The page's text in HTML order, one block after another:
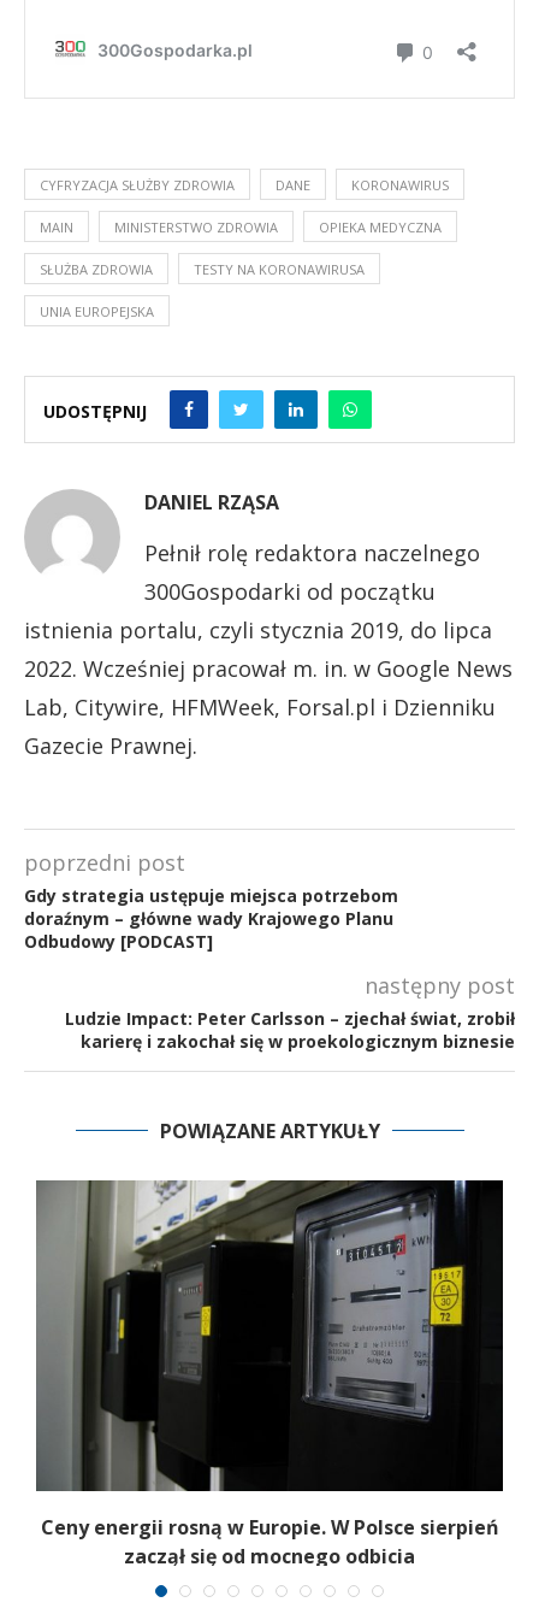
CYFRYZACJA SŁUŻBY ZDROWIA DANE KORONAWIRUS
MAIN MINISTERSTWO ZDROWIA OPIEKA MEDYCZNA
SŁUŻBA ZDROWIA TESTY NA KORONAWIRUSA
UNIA EUROPEJSKA
UDOSTĘPNIJ
DANIEL RZĄSA
Pełnił rolę redaktora naczelnego
300Gospodarki od początku
istnienia portalu, czyli stycznia 2019, do lipca
2022. Wcześniej pracował m. in. w Google News
Lab, Citywire, HFMWeek, Forsal.pl i Dzienniku
Gazecie Prawnej.
poprzedni post
Gdy strategia ustępuje miejsca potrzebom
doraźnym – główne wady Krajowego Planu
Odbudowy [PODCAST]
następny post
Ludzie Impact: Peter Carlsson – zjechał świat, zrobił
karierę i zakochał się w proekologicznym biznesie
POWIĄZANE ARTYKUŁY
Ceny energii rosną w Europie. W Polsce sierpień
zaczął się od mocnego odbicia